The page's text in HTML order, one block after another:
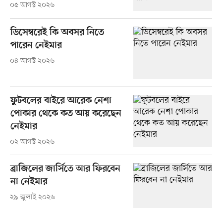
০৫ আগস্ট ২০২৬
ডিসেম্বরেই কি অবসর নিতে
পারেন নেইমার
০৪ আগস্ট ২০২৬
ফুটবলের বাইরে আরেক নেশা
পোকার থেকে কত আয় করেছেন
নেইমার
০২ আগস্ট ২০২৬
ব্রাজিলের জার্সিতে আর ফিরবেন
না নেইমার
২৯ জুলাই ২০২৬